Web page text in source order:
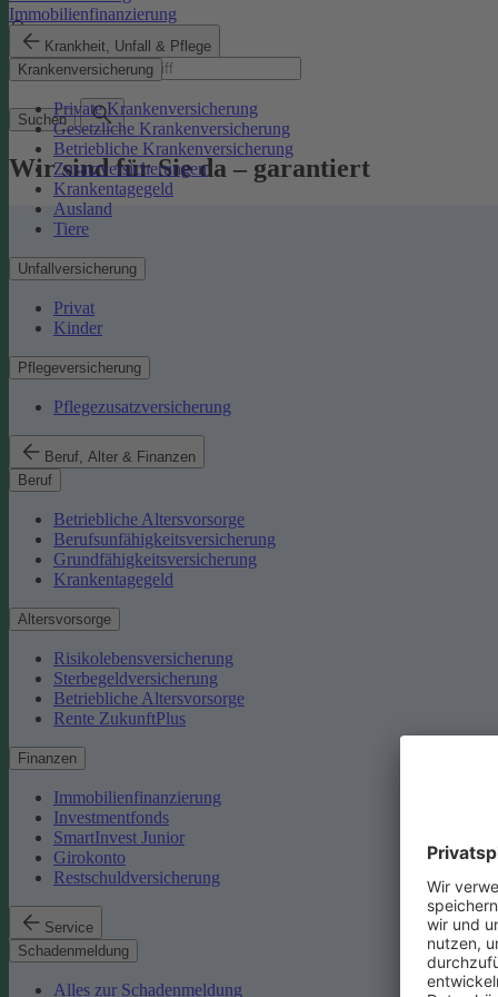
Immobilienfinanzierung
Krankheit, Unfall & Pflege
Krankenversicherung
Private Krankenversicherung
Gesetzliche Krankenversicherung
Betriebliche Krankenversicherung
Zusatzversicherungen
Krankentagegeld
Ausland
Tiere
Unfallversicherung
Privat
Kinder
Pflegeversicherung
Pflegezusatzversicherung
Beruf, Alter & Finanzen
Beruf
Betriebliche Altersvorsorge
Berufsunfähigkeitsversicherung
Grundfähigkeitsversicherung
Krankentagegeld
Altersvorsorge
Risikolebensversicherung
Sterbegeldversicherung
Betriebliche Altersvorsorge
Rente ZukunftPlus
Finanzen
Immobilienfinanzierung
Investmentfonds
SmartInvest Junior
Girokonto
Restschuldversicherung
Service
Schadenmeldung
Alles zur Schadenmeldung
Suchbegriff
Suchen
Wir sind für Sie da – garantiert